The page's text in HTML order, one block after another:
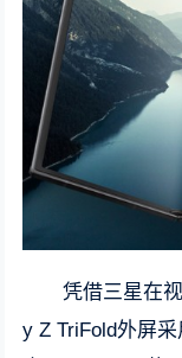
凭借三星在
y Z TriFold外屏